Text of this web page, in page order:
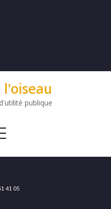
l'oiseau
publique
masquer
41 05